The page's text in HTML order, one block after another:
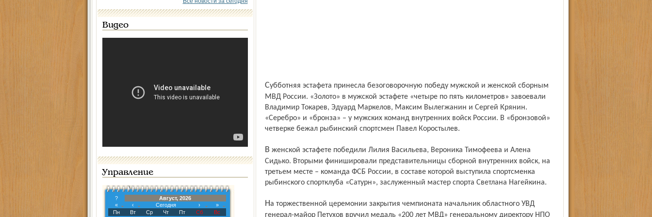
Видео
Управление
?
Август, 2026
«
‹ Сегодня ›
»
Пн
Вт Ср Чт Пт Сб Вс
Субботняя эстафета принесла безоговорочную победу мужской и женской сборным
МВД России. «Золото» в мужской эстафете «четыре по пять километров» завоевали
Владимир Токарев, Эдуард Маркелов, Максим Вылегжанин и Сергей Крянин.
«Серебро» и «бронза» – у мужских команд внутренних войск России. В «бронзовой»
четверке бежал рыбинский спортсмен Павел Коростылев.
В женской эстафете победили Лилия Васильева, Вероника Тимофеева и Алена
Сидько. Вторыми финишировали представительницы сборной внутренних войск, на
третьем месте – команда ФСБ России, в составе которой выступила спортсменка
рыбинского спортклуба «Сатурн», заслуженный мастер спорта Светлана Нагейкина.
На торжественной церемонии закрытия чемпионата начальник областного УВД
генерал-майор Петухов вручил медаль «200 лет МВД» генеральному директору НПО